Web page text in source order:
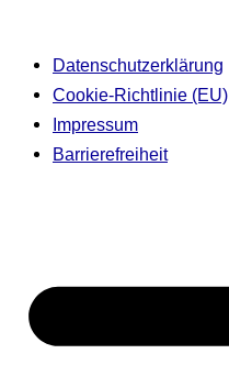
Datenschutzerklärung
Cookie-Richtlinie (EU)
Impressum
Barrierefreiheit